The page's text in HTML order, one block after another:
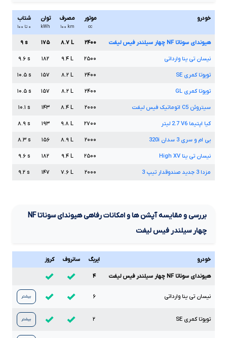
خودرو موتور
cc
مصرف
km ۱۰۰
توان
kWh
شتاب
۰ تا ۱۰۰
هیوندای سوناتاNF چهار سیلندر فیس لیفت ۲۴۰۰ L ۸.۷ ۱۷۵ s ۹
نیسان تی ینا وارداتی ۲۵۰۰ L ۹.۴ ۱۸۲ s ۹.۶
تویوتا کمری SE ۲۴۰۰ L ۸.۲ ۱۵۷ s ۱۰.۵
تویوتا کمری GL ۲۴۰۰ L ۸.۲ ۱۵۷ s ۱۰.۵
سیتروئن C5 اتوماتیک فیس لیفت ۲۰۰۰ L ۸.۴ ۱۴۳ s ۱۰.۱
کیا اپتیما V6
2.7 لیتر ۲۷۰۰ L ۹.۸ ۱۹۳ s ۸.۹
بی ام و سری 3 سدان 320i ۲۰۰۰ L ۸.۹ ۱۵۶ s ۸.۳
نیسان تی ینا XV
High ۲۵۰۰ L ۹.۴ ۱۸۲ s ۹.۶
مزدا 3 جدید صندوقدار تیپ 3 ۲۰۰۰ L ۷.۶ ۱۴۷ s ۹.۲
بررسی و مقایسه آپشن ها و امکانات رفاهی هیوندای سوناتاNF
چهار سیلندر فیس لیفت
خودرو ایربگ سانروف کروز
هیوندای سوناتا NF چهار سیلندر فیس لیفت ۴
نیسان تی ینا وارداتی ۶ بیشتر
تویوتا کمری SE ۲ بیشتر